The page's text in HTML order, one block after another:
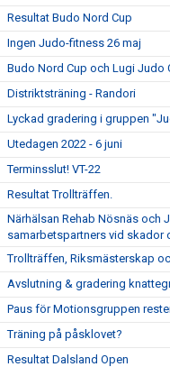
Resultat Budo Nord Cup
Ingen Judo-fitness 26 maj
Budo Nord Cup och Lugi Judo
Distriktsträning - Randori
Lyckad gradering i gruppen
Utedagen 2022 - 6 juni
Terminsslut! VT-22
Resultat Trollträffen.
Närhälsan Rehab Nösnäs och
samarbetspartners vid skador
Trollträffen, Riksmästerskap
Avslutning & gradering
Paus för Motionsgruppen
Träning på påsklovet?
Resultat Dalsland Open